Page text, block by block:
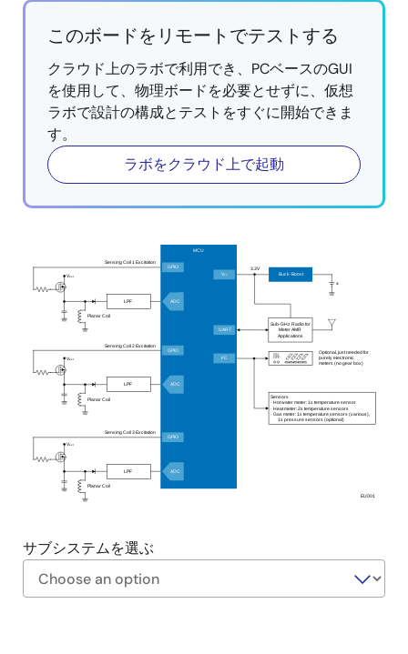
電子ディスプレイ付きメータ：オンチップLCDコ
ントローラを搭載したMCUを使用し、外部コンポ
ーネントを減らしてユーザエクスペリエンスを向
上させるメータ用インタフェースを提供します。
柔軟な設計により、他のルネサスMCUの使用をサポ
ートし、特に複雑な通信方式など、将来の市場動向
に対応します。
昇降圧DC/DCコンバータは、RFトランシーバの操作
性を向上させ、バッテリの容量を効率的に利用する
diagram
このボードをリモートでテストする
クラウド上のラボで利用でき、PCベースのGUI
を使用して、物理ボードを必要とせずに、仮想
ラボで設計の構成とテストをすぐに開始できま
す。
ラボをクラウド上で起動
EU001
Vext
Planar Coil
Vext
Planar Coil
Vext
Planar Coil
±
Optional, just needed for
purely electronic
meters (no gear box)
3.3V
Sensing Coil 1 Excitation
Sensing Coil 2 Excitation
Sensing Coil 3 Excitation
MCU
V
UART
I2C
ADC
GPIO
ADC
GPIO
ADC
GPIO
LPF
LPF
LPF
Buck-Boost
Sensors
· Hot water meter: 1x temperature sensor
· Heat meter: 2x temperature sensors
· Gas meter: 1x temperature sensors (various),
1x pressure sensors (optional)
Sub-GHz Radio for
Meter AMR
Applications
ON
OFF
サブシステムを選ぶ